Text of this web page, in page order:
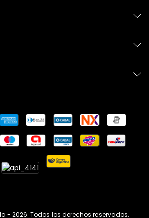
- 2026. Todos los derechos reservados.